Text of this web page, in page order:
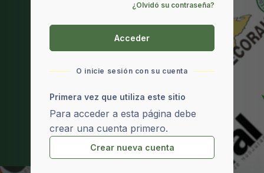
¿Olvidó su contraseña?
Acceder
O inicie sesión con su cuenta
Primera vez que utiliza este sitio
Para acceder a esta página debe
crear una cuenta primero.
Crear nueva cuenta